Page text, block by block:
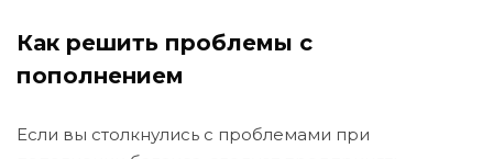
Как решить проблемы с
пополнением
Если вы столкнулись с проблемами при